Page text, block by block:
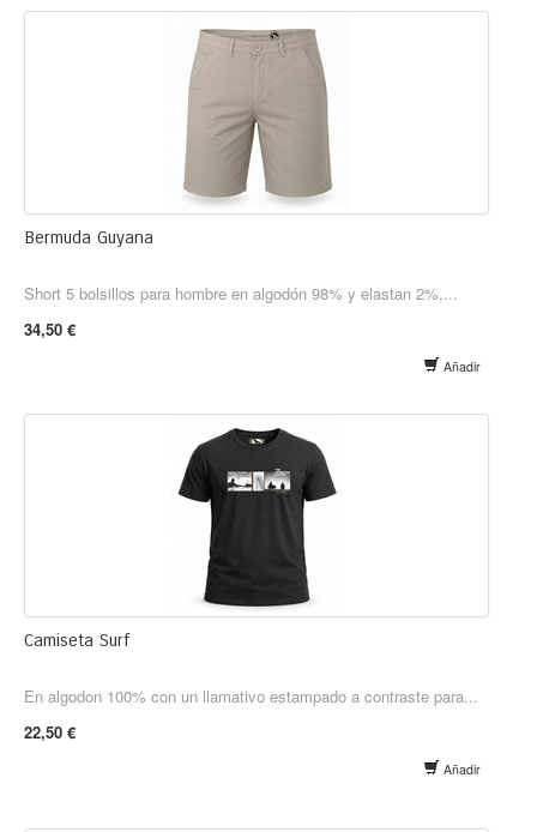
Bermuda Guyana
Short 5 bolsillos para hombre en algodón 98% y elastan 2%,...
34,50 €
Añadir
Camiseta Surf
En algodon 100% con un llamativo estampado a contraste para...
22,50 €
Añadir